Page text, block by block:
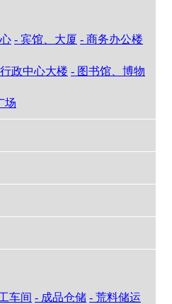
- 宾馆、大厦 - 商务办公楼
政中心大楼 - 图书馆、博物
场
车间 - 成品仓储 - 荒料储运